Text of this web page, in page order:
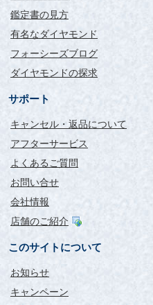
鑑定書の見方
有名なダイヤモンド
フォーシーズブログ
ダイヤモンドの探求
サポート
キャンセル・返品について
アフターサービス
よくあるご質問
お問い合せ
会社情報
店舗のご紹介
このサイトについて
お知らせ
キャンペーン